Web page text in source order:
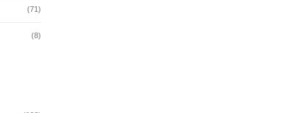
(71)
(8)